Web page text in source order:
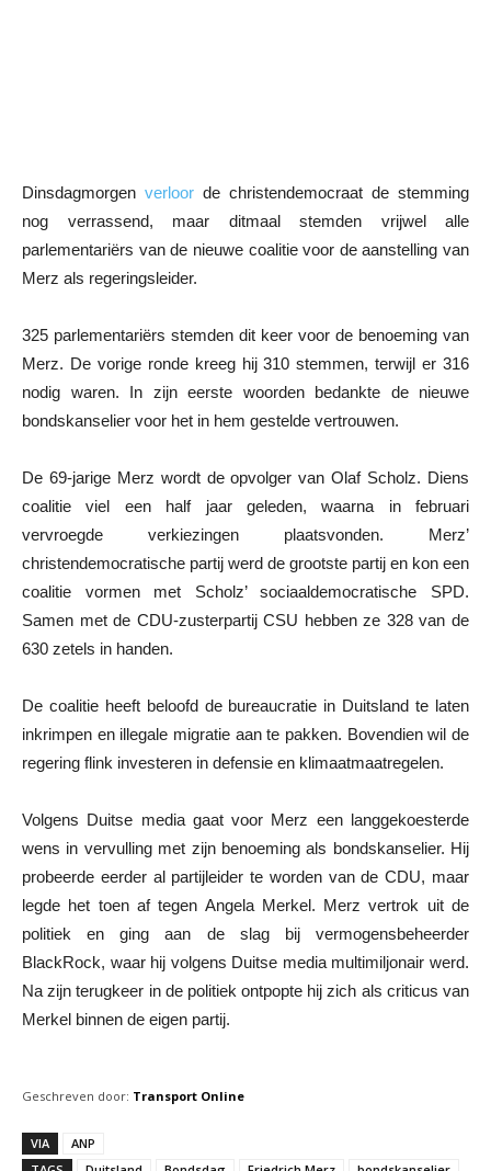
Dinsdagmorgen verloor de christendemocraat de stemming
nog verrassend, maar ditmaal stemden vrijwel alle
parlementariërs van de nieuwe coalitie voor de aanstelling van
Merz als regeringsleider.
325 parlementariërs stemden dit keer voor de benoeming van
Merz. De vorige ronde kreeg hij 310 stemmen, terwijl er 316
nodig waren. In zijn eerste woorden bedankte de nieuwe
bondskanselier voor het in hem gestelde vertrouwen.
De 69-jarige Merz wordt de opvolger van Olaf Scholz. Diens
coalitie viel een half jaar geleden, waarna in februari
vervroegde verkiezingen plaatsvonden. Merz’
christendemocratische partij werd de grootste partij en kon een
coalitie vormen met Scholz’ sociaaldemocratische SPD.
Samen met de CDU-zusterpartij CSU hebben ze 328 van de
630 zetels in handen.
De coalitie heeft beloofd de bureaucratie in Duitsland te laten
inkrimpen en illegale migratie aan te pakken. Bovendien wil de
regering flink investeren in defensie en klimaatmaatregelen.
Volgens Duitse media gaat voor Merz een langgekoesterde
wens in vervulling met zijn benoeming als bondskanselier. Hij
probeerde eerder al partijleider te worden van de CDU, maar
legde het toen af tegen Angela Merkel. Merz vertrok uit de
politiek en ging aan de slag bij vermogensbeheerder
BlackRock, waar hij volgens Duitse media multimiljonair werd.
Na zijn terugkeer in de politiek ontpopte hij zich als criticus van
Merkel binnen de eigen partij.
Geschreven door: Transport Online
VIA
ANP